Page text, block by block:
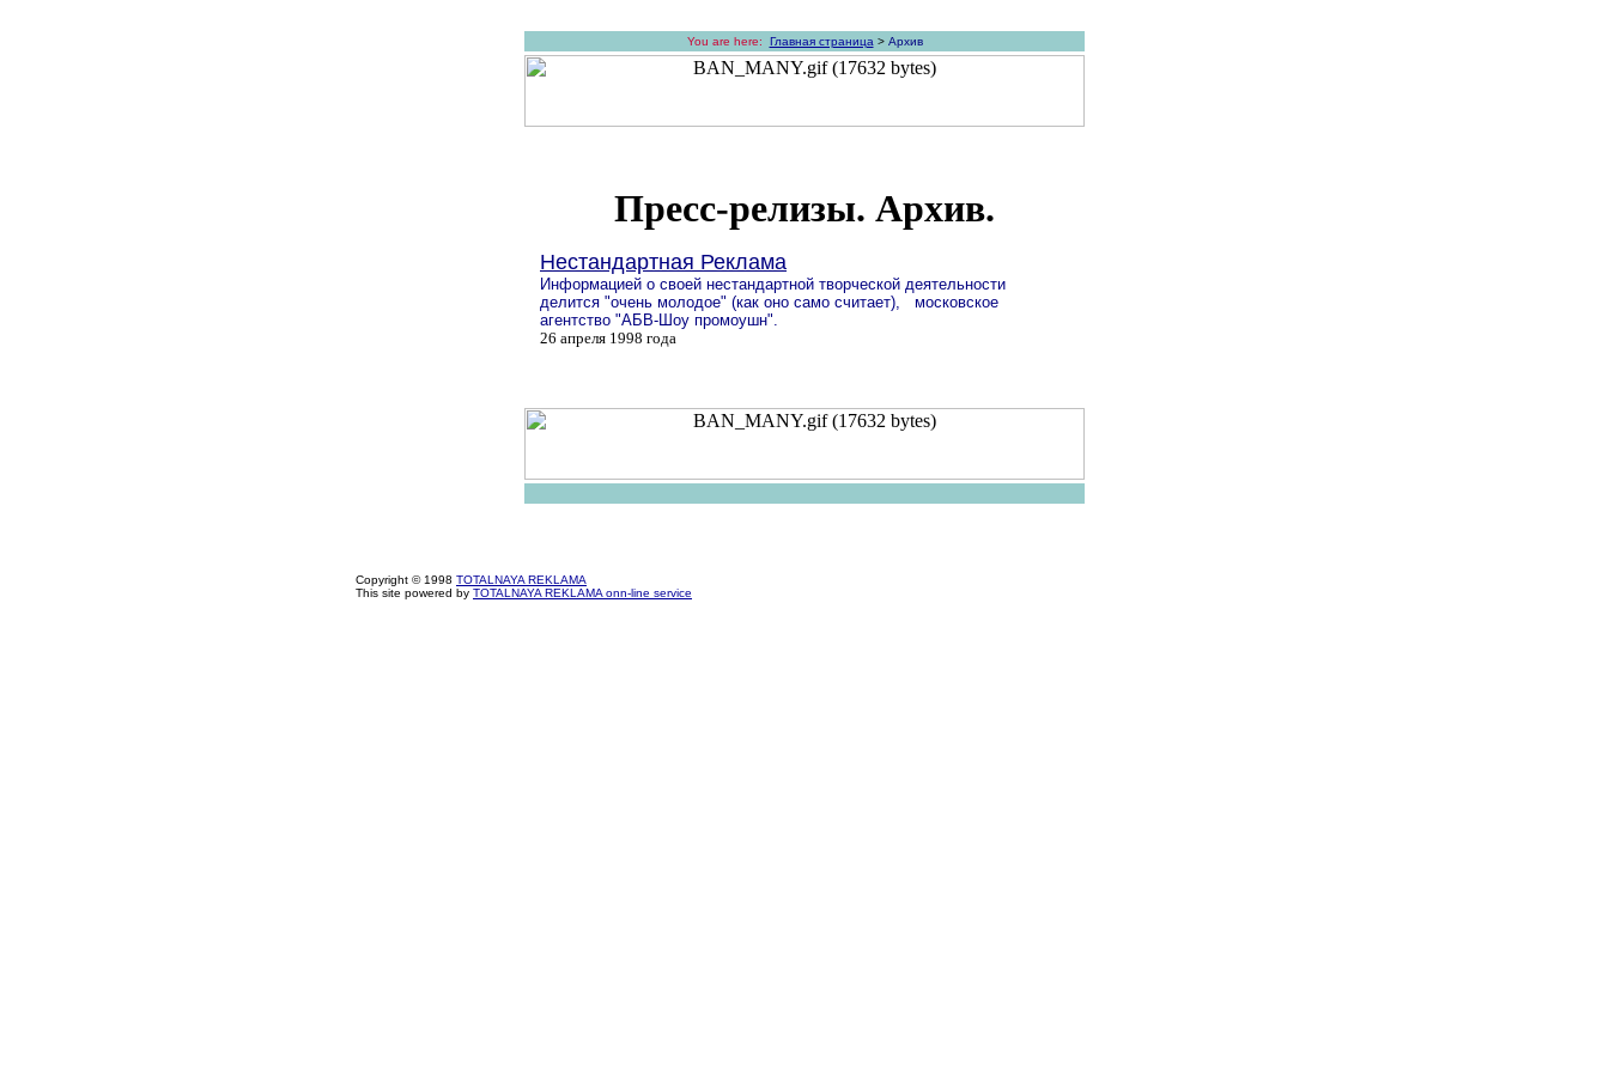
You are here: Главная страница > Архив
Пресс-релизы. Архив.
Нестандартная Реклама
Информацией о своей нестандартной творческой деятельности
делится "очень молодое" (как оно само считает), московское
агентство "АБВ-Шоу промоушн".
26 апреля 1998 года
Copyright © 1998 TOTALNAYA REKLAMA
This site powered by TOTALNAYA REKLAMA onn-line service